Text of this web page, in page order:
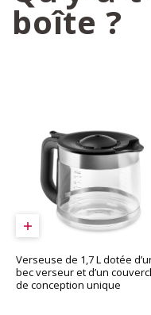
boîte ?
Verseuse de 1,7 L dotée
bec verseur et d’un
de conception unique